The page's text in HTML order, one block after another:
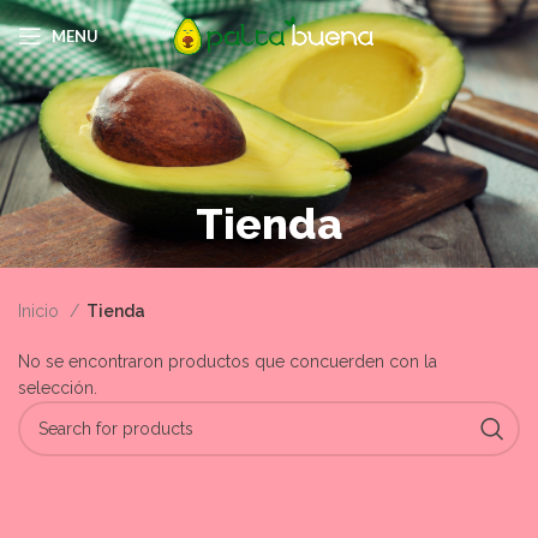
MENU
Tienda
Inicio Tienda
No se encontraron productos que concuerden con la
selección.